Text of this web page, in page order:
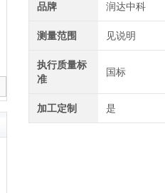
品牌 润达中科
测量范围 见说明
执行质量标
准
国标
加工定制 是